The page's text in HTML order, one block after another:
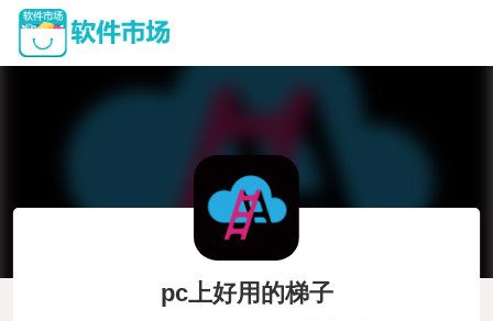
pc上好用的梯子